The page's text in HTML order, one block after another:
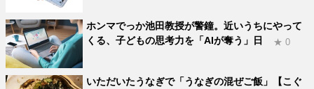
ホンマでっか池田教授が警鐘。近いうちにやって
くる、子どもの思考力を「AIが奪う」日
★ 0
いただいたうなぎで「うなぎの混ぜご飯」【こぐ